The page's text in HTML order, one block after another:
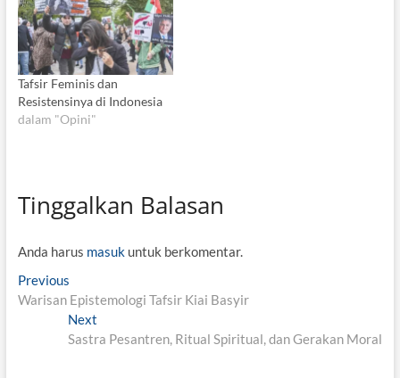
Tafsir Feminis dan
Resistensinya di Indonesia
dalam "Opini"
Tinggalkan Balasan
Anda harus masukuntuk berkomentar.
N
a
Previous
r
e
v
Warisan Epistemologi Tafsir Kiai Basyir
Next
e
Sastra Pesantren, Ritual Spiritual, dan Gerakan Moral